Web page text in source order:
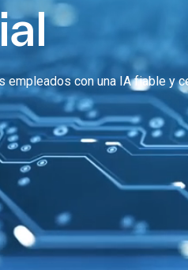
empleados con una IA fiable y